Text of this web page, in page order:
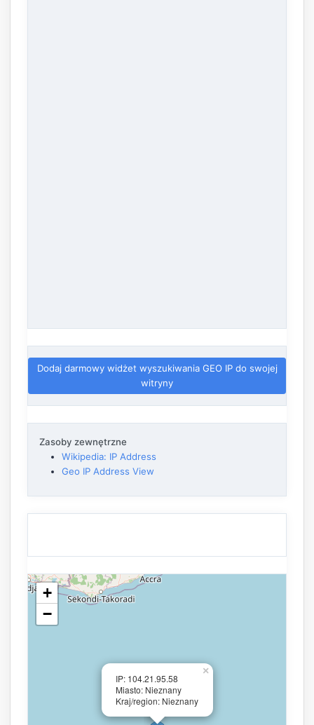
Dodaj darmowy widżet wyszukiwania GEO IP do swojej
witryny
Zasoby zewnętrzne
Wikipedia: IP Address
Geo IP Address View
IP: 104.21.95.58
Miasto: Nieznany
Kraj/region: Nieznany
×
+
−